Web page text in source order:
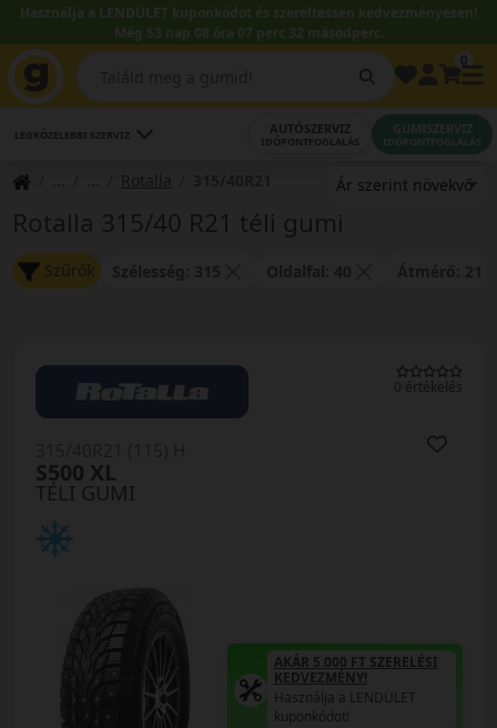
Használja a LENDÜLET kuponkódot és szereltessen kedvezményesen!
Még 53 nap 08 óra 07 perc 32 másodperc.
LEGKÖZELEBBI SZERVIZ AUTÓSZERVIZ
IDŐPONTFOGLALÁS
GUMISZERVIZ
IDŐPONTFOGLALÁS
Rotalla
Rotalla 315/40 R21 téli gumi
Szűrők
0 értékelés
TÉLI GUMI
S500 XL
AKÁR 5.000 FT SZERELÉSI
KEDVEZMÉNY!
Használja a LENDÜLET
kuponkódot!